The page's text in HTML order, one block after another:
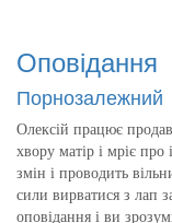
Оповідання
Порнозалежний
Олексій працює
хвору матір і мріє про
змін і проводить
сили вирватися з лап
оповідання і ви